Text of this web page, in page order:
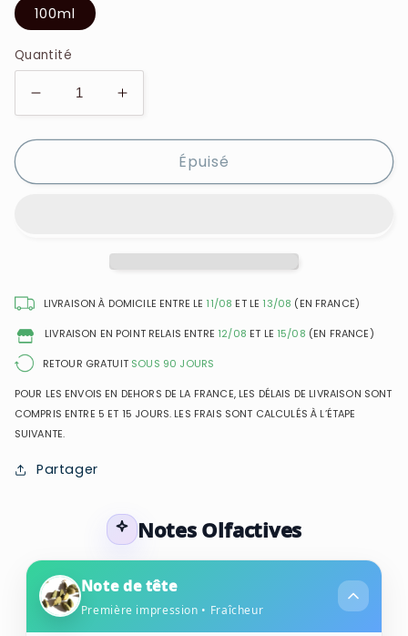
100ml
Quantité
Réduire
la
quantité
Gulf
Extrait
Parfum
Mixte
Augmenter
la
quantité
Gulf
Extrait
Parfum
Mixte
Épuisé
LIVRAISON À DOMICILE ENTRE LE 11/08 ET LE 13/08 (EN FRANCE)
LIVRAISON EN POINT RELAIS ENTRE 12/08 ET LE 15/08 (EN FRANCE)
RETOUR GRATUIT SOUS 90 JOURS
POUR LES ENVOIS EN DEHORS DE LA FRANCE, LES DÉLAIS DE LIVRAISON SONT
COMPRIS ENTRE 5 ET 15 JOURS. LES FRAIS SONT CALCULÉS À L’ÉTAPE
SUIVANTE.
Partager
Notes Olfactives
Note de tête
Première impression • Fraîcheur